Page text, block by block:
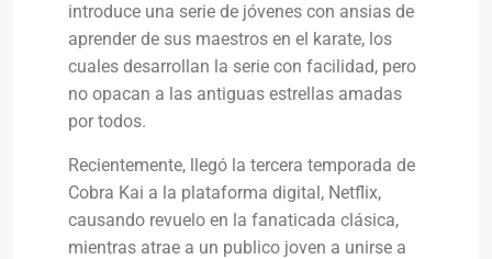
introduce una serie de jóvenes con ansias de
aprender de sus maestros en el karate, los
cuales desarrollan la serie con facilidad, pero
no opacan a las antiguas estrellas amadas
por todos.
Recientemente, llegó la tercera temporada de
Cobra Kai a la plataforma digital, Netflix,
causando revuelo en la fanaticada clásica,
mientras atrae a un publico joven a unirse a